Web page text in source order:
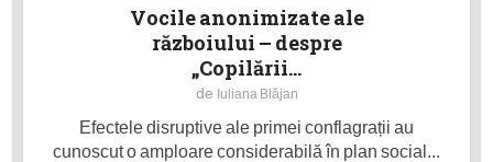
Vocile anonimizate ale
războiului – despre
„Copilării...
de Iuliana Blăjan
Efectele disruptive ale primei conflagrații au
cunoscut o amploare considerabilă în plan social...